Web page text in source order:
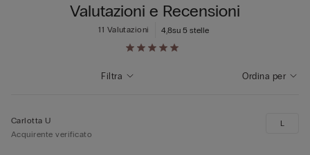
Valutazioni e Recensioni
4,8su 5 stelle
11 Valutazioni
Ordina per
Filtra
Carlotta U
Acquirente verificato
L